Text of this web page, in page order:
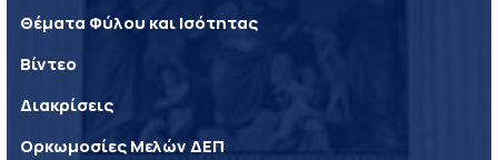
Θέματα Φύλου και Ισότητας
Βίντεο
Διακρίσεις
Ορκωμοσίες Μελών ΔΕΠ